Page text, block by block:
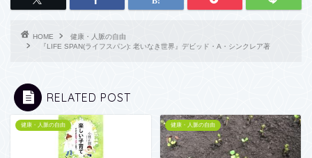
HOME
健康・人脈の自由
『LIFE SPAN(ライフスパン): 老いなき世界』デビッド・A・シンクレア著
RELATED POST
健康・人脈の自由 健康・人脈の自由